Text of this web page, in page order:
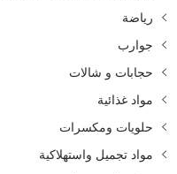
رياضة
جوارب
حجابات و شالات
مواد غذائية
حلويات ومكسرات
مواد تجميل واستهلاكية